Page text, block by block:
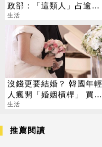
政部：「這類人」占逾6
成
生活
沒錢更要結婚？ 韓國年輕
人瘋開「婚姻槓桿」 買房
拚翻轉階級
生活
推薦閱讀